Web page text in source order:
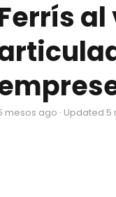
5 mesos ago · Updated